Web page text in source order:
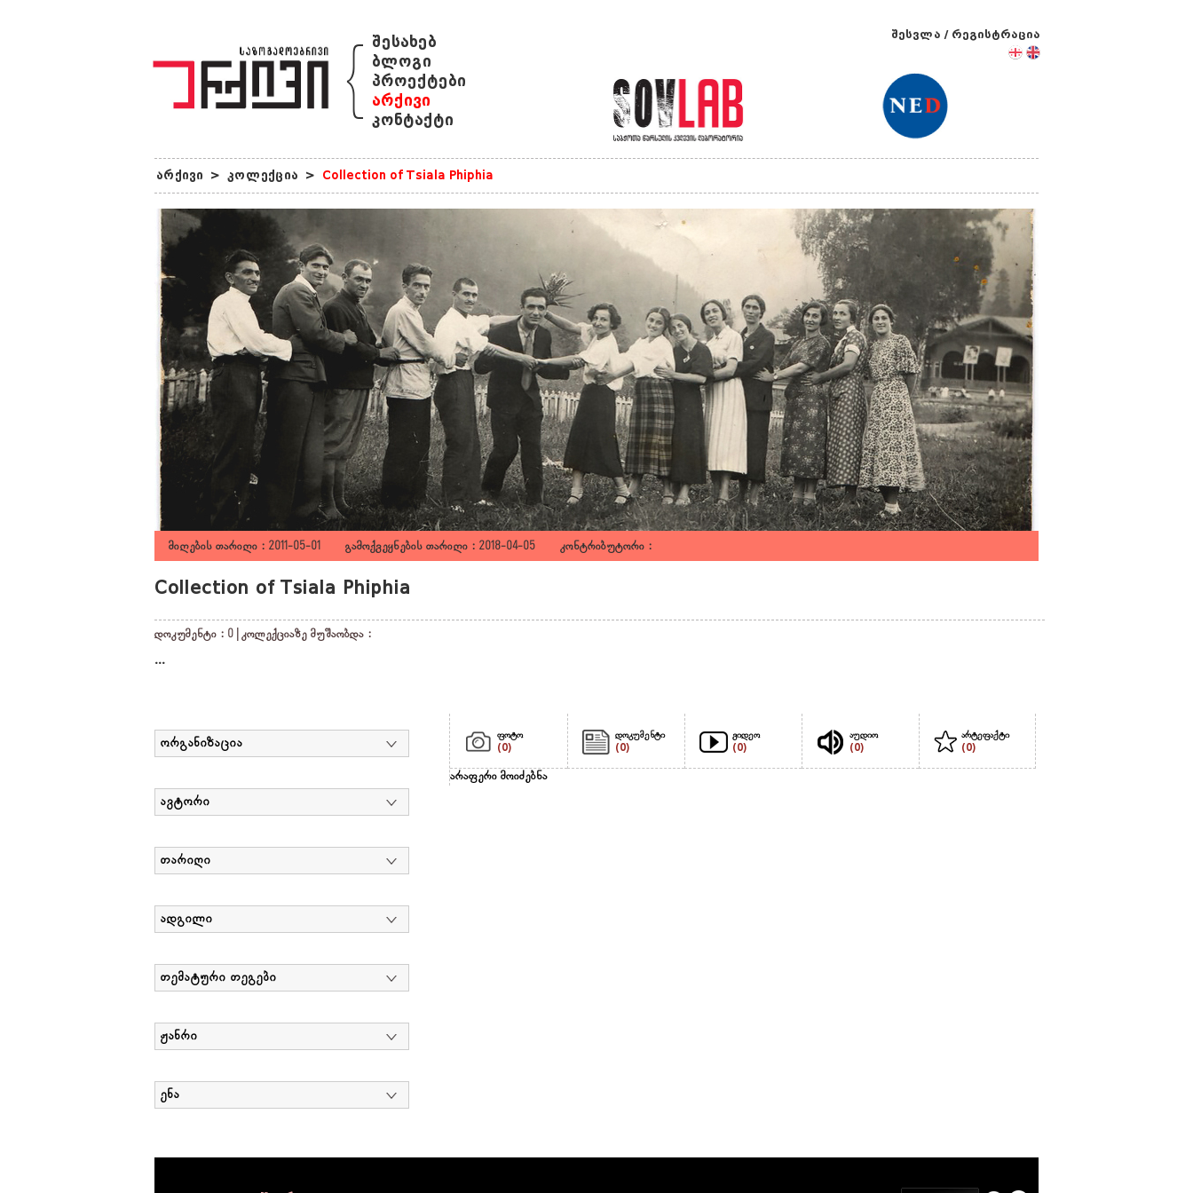
{ შესახებ
ბლოგი
პროექტები
არქივი
კონტაქტი
შესვლა / რეგისტრაცია
არქივი > კოლექცია > Collection of Tsiala Phiphia
მიღების თარიღი : 2011-05-01 გამოქვეყნების თარიღი : 2018-04-05 კონტრიბუტორი :
Collection of Tsiala Phiphia
დოკუმენტი : 0 | კოლექციაზე მუშაობდა :
...
ორგანიზაცია
ავტორი
თარიღი
ადგილი
თემატური თეგები
ჟანრი
ენა
ფოტო
(0)
დოკუმენტი
(0)
ვიდეო
(0)
აუდიო
(0)
არტეფაქტი
(0)
არაფერი მოიძებნა